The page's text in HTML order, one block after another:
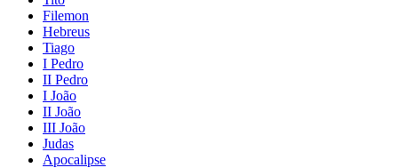
Filemon
Hebreus
Tiago
I Pedro
II Pedro
I João
II João
III João
Judas
Apocalipse